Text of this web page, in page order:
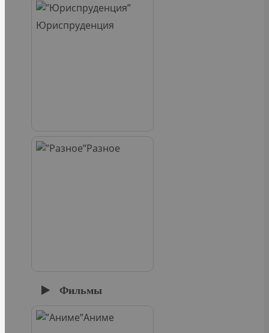
Юриспруденция
Разное
Фильмы
Аниме